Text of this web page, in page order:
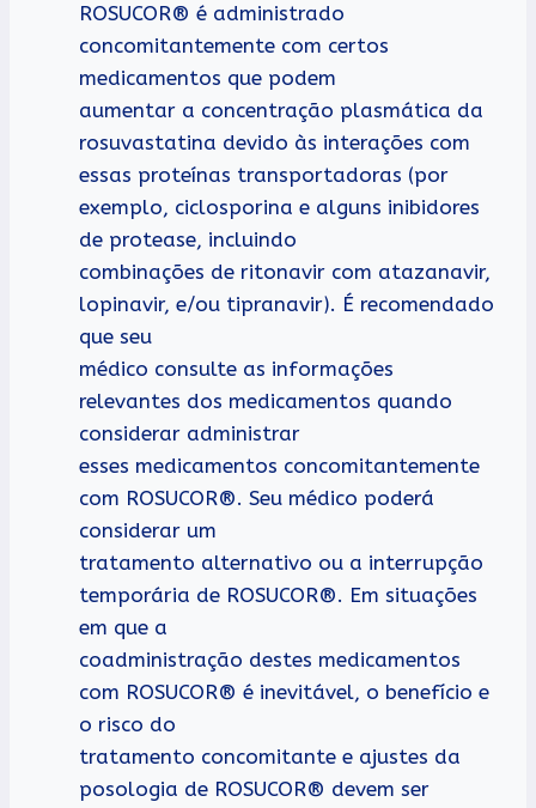
ROSUCOR® é administrado
concomitantemente com certos
medicamentos que podem
aumentar a concentração plasmática da
rosuvastatina devido às interações com
essas proteínas transportadoras (por
exemplo, ciclosporina e alguns inibidores
de protease, incluindo
combinações de ritonavir com atazanavir,
lopinavir, e/ou tipranavir). É recomendado
que seu
médico consulte as informações
relevantes dos medicamentos quando
considerar administrar
esses medicamentos concomitantemente
com ROSUCOR®. Seu médico poderá
considerar um
tratamento alternativo ou a interrupção
temporária de ROSUCOR®. Em situações
em que a
coadministração destes medicamentos
com ROSUCOR® é inevitável, o benefício e
o risco do
tratamento concomitante e ajustes da
posologia de ROSUCOR® devem ser